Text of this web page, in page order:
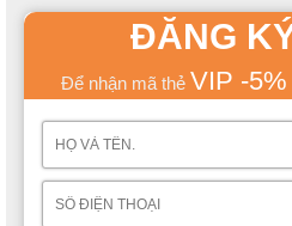
tiên. Sắc màu xinh xắn, đáng
điểm nhấn là phần logo công
ĐĂNG
Để nhận mã thẻ VIP -5%